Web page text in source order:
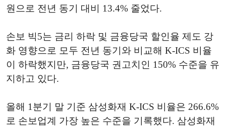
원으로 전년 동기 대비 13.4% 줄었다.
손보 빅5는 금리 하락 및 금융당국 할인율 제도 강
화 영향으로 모두 전년 동기와 비교해 K-ICS 비율
이 하락했지만, 금융당국 권고치인 150% 수준을 유
지하고 있다.
올해 1분기 말 기준 삼성화재 K-ICS 비율은 266.6%
로 손보업계 가장 높은 수준을 기록했다. 삼성화재